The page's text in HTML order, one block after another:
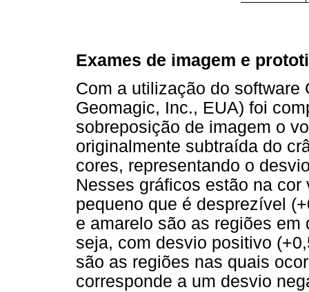
Exames de imagem e
Com a utilização do
Geomagic, Inc., EUA) foi
sobreposição de imagem o
originalmente subtraída do
cores, representando o
Nesses gráficos estão na
pequeno que é desprezível
e amarelo são as regiões
seja, com desvio positivo
são as regiões nas quais
corresponde a um desvio